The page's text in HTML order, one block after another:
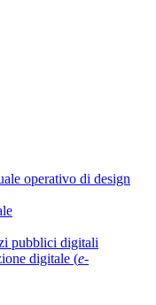
operativo di design
pubblici digitali
digitale (e-